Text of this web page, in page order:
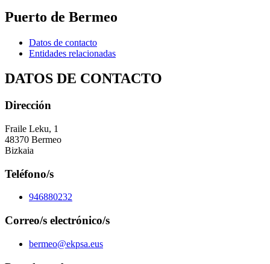
Puerto de Bermeo
Datos de contacto
Entidades relacionadas
DATOS DE CONTACTO
Dirección
Fraile Leku, 1
48370 Bermeo
Bizkaia
Teléfono/s
946880232
Correo/s electrónico/s
bermeo@ekpsa.eus